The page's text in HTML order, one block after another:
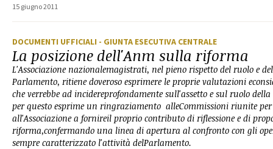
15 giugno 2011
DOCUMENTI UFFICIALI - GIUNTA ESECUTIVA CENTRALE
La posizione dell'Anm sulla riforma
L'Associazione nazionalemagistrati, nel pieno rispetto del ruolo e
Parlamento, ritiene doveroso esprimere le proprie valutazioni
che verrebbe ad incidereprofondamente sull'assetto e sul ruolo
per questo esprime un ringraziamento alleCommissioni riunite
all'Associazione a fornireil proprio contributo di riflessione e di
riforma,confermando una linea di apertura al confronto con gli
sempre caratterizzato l'attività delParlamento.